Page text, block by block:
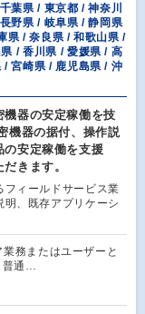
葉県 / 東京都 / 神奈川
野県 / 岐阜県 / 静岡県
県 / 奈良県 / 和歌山県 /
/ 香川県 / 愛媛県 / 高
宮崎県 / 鹿児島県 / 沖
機器の安定稼働を技
機器の据付、操作説
の安定稼働を支援
きます。
フィールドサービス業
、既存アプリケーシ
務またはユーザーと
通…